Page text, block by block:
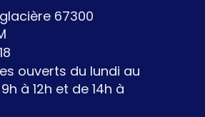
Contactez-nous
67300
ouverts du lundi au
à 12h et de 14h à